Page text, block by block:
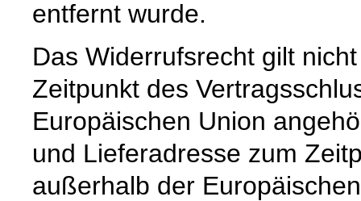
entfernt wurde.
Das Widerrufsrecht gilt
Zeitpunkt des
Europäischen Union
und Lieferadresse zum
außerhalb der